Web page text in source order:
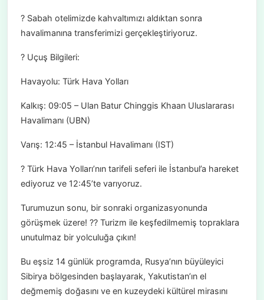
? Sabah otelimizde kahvaltımızı aldıktan sonra
havalimanına transferimizi gerçekleştiriyoruz.
? Uçuş Bilgileri:
Havayolu: Türk Hava Yolları
Kalkış: 09:05 – Ulan Batur Chinggis Khaan Uluslararası
Havalimanı (UBN)
Varış: 12:45 – İstanbul Havalimanı (IST)
? Türk Hava Yolları’nın tarifeli seferi ile İstanbul’a hareket
ediyoruz ve 12:45’te varıyoruz.
Turumuzun sonu, bir sonraki organizasyonunda
görüşmek üzere! ?? Turizm ile keşfedilmemiş topraklara
unutulmaz bir yolculuğa çıkın!
Bu eşsiz 14 günlük programda, Rusya’nın büyüleyici
Sibirya bölgesinden başlayarak, Yakutistan’ın el
değmemiş doğasını ve en kuzeydeki kültürel mirasını